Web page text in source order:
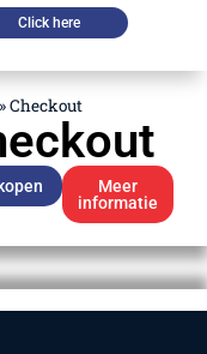
Click here
»Checkout
Meer
informatie